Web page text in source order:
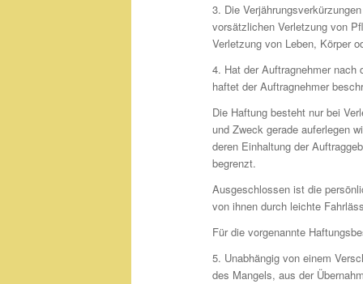
3. Die
vorsätzlichen Verletzung von
Verletzung von Leben, Körper
4. Hat der Auftragnehmer
haftet der Auftragnehmer
Die Haftung besteht nur bei
und Zweck gerade auferlegen
deren Einhaltung der
begrenzt.
Ausgeschlossen ist die
von ihnen durch leichte
Für die vorgenannte
5. Unabhängig von einem
des Mangels, aus der